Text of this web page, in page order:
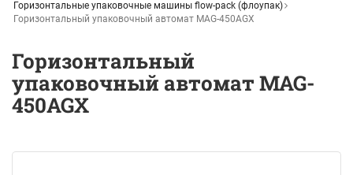
Горизонтальные упаковочные машины flow-pack (флоупак)
Горизонтальный упаковочный автомат MAG-450AGX
Горизонтальный
упаковочный автомат MAG-
450AGX